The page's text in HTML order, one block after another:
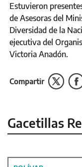
Estuvieron
de Asesoras del
Diversidad de la
ejecutiva del
Victoria Anadón.
Compartir
Gacetillas